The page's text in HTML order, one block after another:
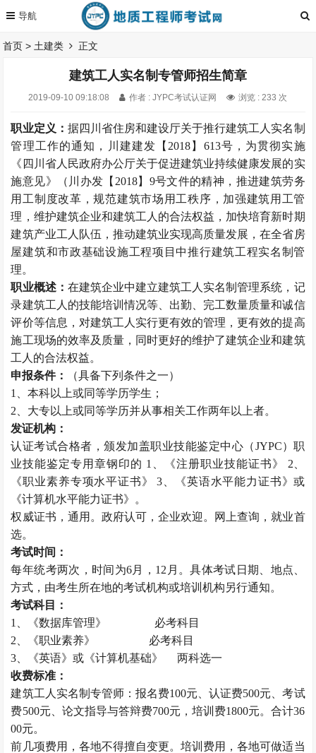
首页 > 土建类 正文
建筑工人实名制专管师招生简章
2019-09-10 09:18:08 作者 : JYPC考试认证网 浏览 : 233 次
职业定义： 据四川省住房和建设厅关于推行建筑工人实名制
管理工作的通知，川建建发【2018】613号，为贯彻实施
《四川省人民政府办公厅关于促进建筑业持续健康发展的实
施意见》（川办发【2018】9号文件的精神，推进建筑劳务
用工制度改革，规范建筑市场用工秩序，加强建筑用工管
理，维护建筑企业和建筑工人的合法权益，加快培育新时期
建筑产业工人队伍，推动建筑业实现高质量发展，在全省房
屋建筑和市政基础设施工程项目中推行建筑工程实名制管
理。
职业概述： 在建筑企业中建立建筑工人实名制管理系统，记
录建筑工人的技能培训情况等、出勤、完工数量质量和诚信
评价等信息，对建筑工人实行更有效的管理，更有效的提高
施工现场的效率及质量，同时更好的维护了建筑企业和建筑
工人的合法权益。
申报条件：
（具备下列条件之一）
1、本科以上或同等学历学生；
2、大专以上或同等学历并从事相关工作两年以上者。
发证机构：
认证考试合格者，颁发加盖职业技能鉴定中心（JYPC）职
业技能鉴定专用章钢印的 1、《注册职业技能证书》 2、
《职业素养专项水平证书》 3、《英语水平能力证书》或
《计算机水平能力证书》。
权威证书，通用。政府认可，企业欢迎。网上查询，就业首
选。
考试时间：
每年统考两次，时间为6月，12月。具体考试日期、地点、
方式，由考生所在地的考试机构或培训机构另行通知。
考试科目：
1、《数据库管理》 必考科目
2、《职业素养》 必考科目
3、《英语》或《计算机基础》 两科选一
收费标准：
建筑工人实名制专管师：报名费100元、认证费500元、考试
费500元、论文指导与答辩费700元，培训费1800元。合计36
00元。
前几项费用，各地不得擅自变更。培训费用，各地可做适当